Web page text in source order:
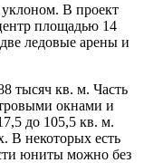
В проект
площадью 14
ледовые арены и
тысяч кв. м. Часть
окнами и
до 105,5 кв. м.
В некоторых есть
юниты можно без